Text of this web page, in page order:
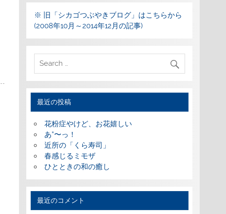
※ 旧「シカゴつぶやきブログ」はこちらから
(2008年10月～2014年12月の記事)
最近の投稿
花粉症やけど、お花嬉しい
あ”〜っ！
近所の「くら寿司」
春感じるミモザ
ひとときの和の癒し
最近のコメント